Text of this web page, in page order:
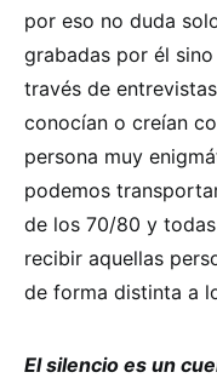
por eso no duda
grabadas por él
través de
conocían o creían
persona muy
podemos
de los 70/80 y
recibir aquellas
de forma distinta a
El silencio es un